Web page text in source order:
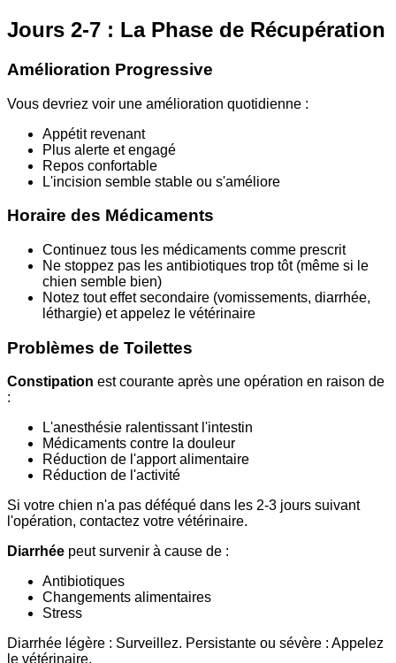
Jours 2-7 : La Phase de Récupération
Amélioration Progressive
Vous devriez voir une amélioration quotidienne :
Appétit revenant
Plus alerte et engagé
Repos confortable
L'incision semble stable ou s'améliore
Horaire des Médicaments
Continuez tous les médicaments comme prescrit
Ne stoppez pas les antibiotiques trop tôt (même si le
chien semble bien)
Notez tout effet secondaire (vomissements, diarrhée,
léthargie) et appelez le vétérinaire
Problèmes de Toilettes
Constipation est courante après une opération en raison de
:
L'anesthésie ralentissant l'intestin
Médicaments contre la douleur
Réduction de l'apport alimentaire
Réduction de l'activité
Si votre chien n'a pas déféqué dans les 2-3 jours suivant
l'opération, contactez votre vétérinaire.
Diarrhée peut survenir à cause de :
Antibiotiques
Changements alimentaires
Stress
Diarrhée légère : Surveillez. Persistante ou sévère : Appelez
le vétérinaire.